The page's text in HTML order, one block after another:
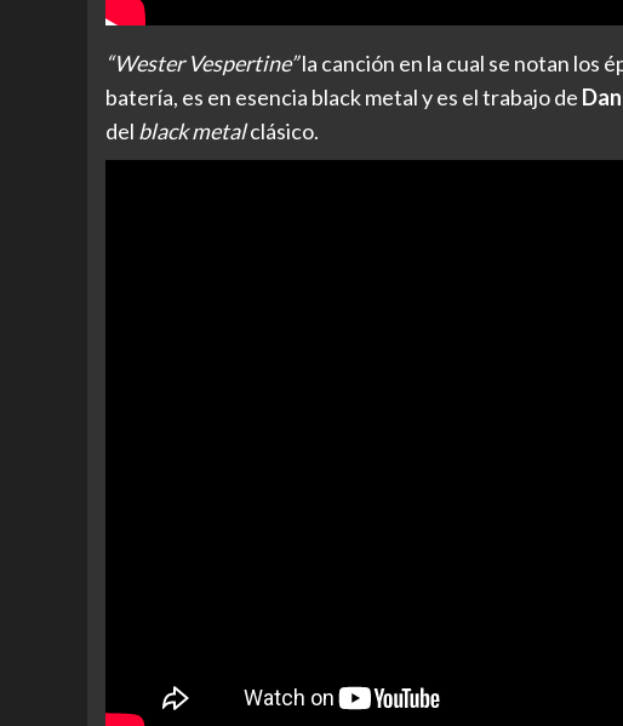
“Wester Vespertine”la canción en la cual se notan los
batería, es en esencia black metal y es el trabajo de
del black metalclásico.